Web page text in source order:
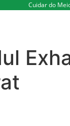
Cuidar do